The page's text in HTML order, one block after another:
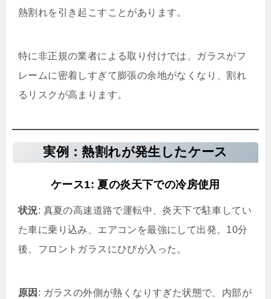
熱割れを引き起こすことがあります。
特に非正規の業者による取り付けでは、ガラスがフ
レームに密着しすぎて膨張の余地がなくなり、割れ
るリスクが高まります。
実例：熱割れが発生したケース
ケース1: 夏の炎天下での冷房使用
状況: 真夏の高速道路で運転中、炎天下で駐車してい
た車に乗り込み、エアコンを最強にして出発。10分
後、フロントガラスにひびが入った。
原因 : ガラスの外側が熱くなりすぎた状態で、内部が